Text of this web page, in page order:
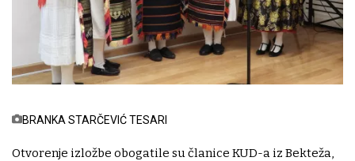
BRANKA STARČEVIĆ TESARI
Otvorenje izložbe obogatile su članice KUD-a iz Bekteža,